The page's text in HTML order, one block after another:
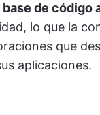
base de código
lo que la
que
aplicaciones.